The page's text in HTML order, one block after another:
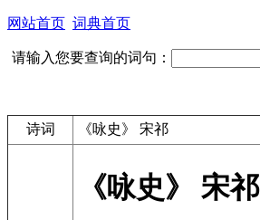
网站首页 词典首页
请输入您要查询的词句：
诗词 《咏史》 宋祁
《咏史》 宋祁